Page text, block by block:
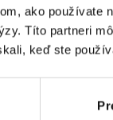
ako používate
Títo partneri
keď ste